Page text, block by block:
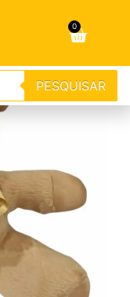
0
PESQUISAR